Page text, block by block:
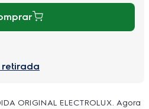
ORIGINAL ELECTROLUX. Agora